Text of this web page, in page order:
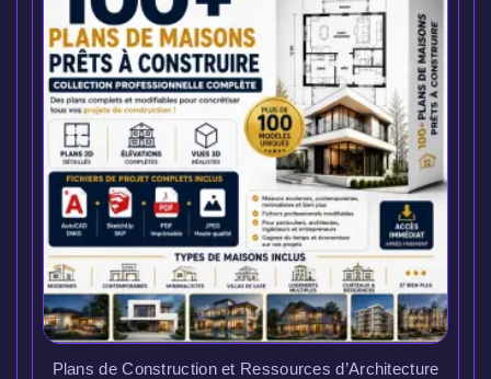
Plans de Construction et Ressources d’Architecture